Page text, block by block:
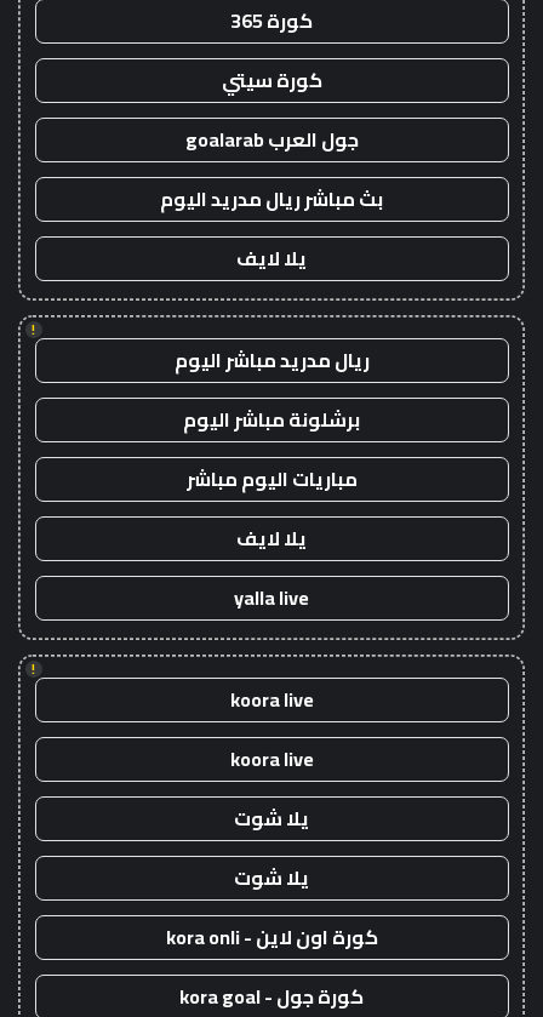
كورة 365
كورة سيتي
جول العرب goalarab
بث مباشر ريال مدريد اليوم
يلا لايف
!
ريال مدريد مباشر اليوم
برشلونة مباشر اليوم
مباريات اليوم مباشر
يلا لايف
yalla live
!
koora live
koora live
يلا شوت
يلا شوت
كورة اون لاين - kora onli
كورة جول - kora goal